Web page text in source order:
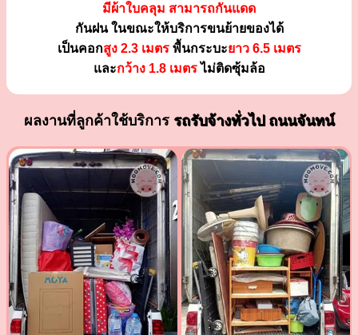
มีผ้าใบคลุม สามารถกันแดด
กันฝน ในขณะให้บริการขนย้ายของได้
เป็นคอกสูง 2.3 เมตรพื้นกระบะยาว 6.5 เมตร
และกว้าง 1.8 เมตรไม่ติดซุ้มล้อ
ผลงานที่ลูกค้าใช้บริการ รถรับจ้างทั่วไป ถนนจันทน์